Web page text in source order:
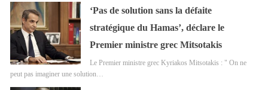
‘Pas de solution sans la défaite
stratégique du Hamas’, déclare le
Premier ministre grec Mitsotakis
Le Premier ministre grec Kyriakos Mitsotakis : " On ne
peut pas imaginer une solution…